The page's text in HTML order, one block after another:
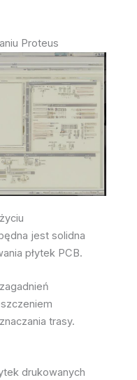
Proteus
jest solidna
płytek PCB.
trasy.
drukowanych